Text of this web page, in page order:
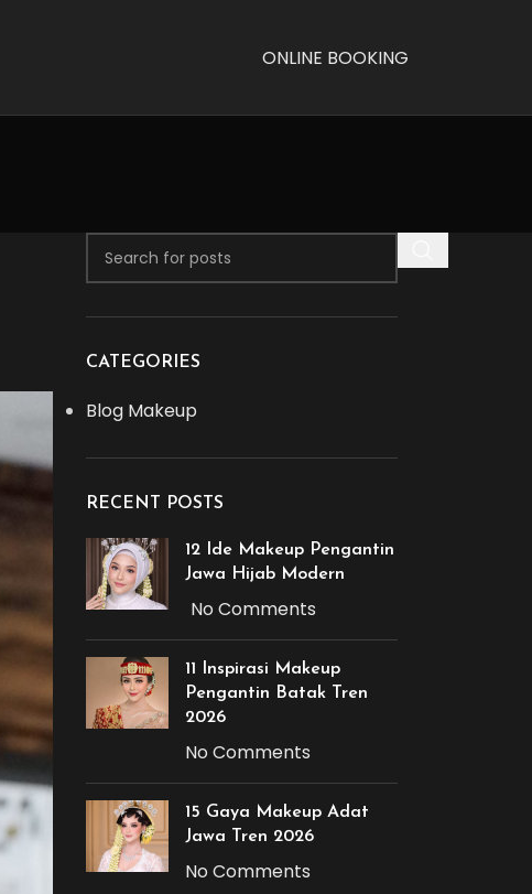
ONLINE BOOKING
CATEGORIES
Blog Makeup
RECENT POSTS
12 Ide Makeup Pengantin
Jawa Hijab Modern
No Comments
11 Inspirasi Makeup
Pengantin Batak Tren
2026
No Comments
15 Gaya Makeup Adat
Jawa Tren 2026
No Comments